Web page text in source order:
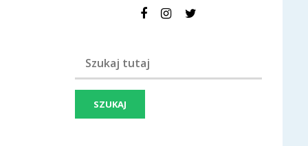
Szukaj frazy: